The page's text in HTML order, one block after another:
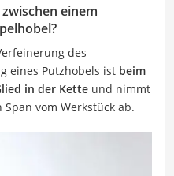
einem
des
eines Putzhobels ist beim
in der Kette und nimmt
vom Werkstück ab.